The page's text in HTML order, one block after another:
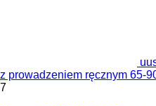
z prowadzeniem ręcznym 65-
7